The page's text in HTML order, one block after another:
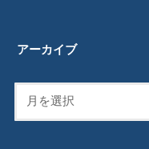
アーカイブ